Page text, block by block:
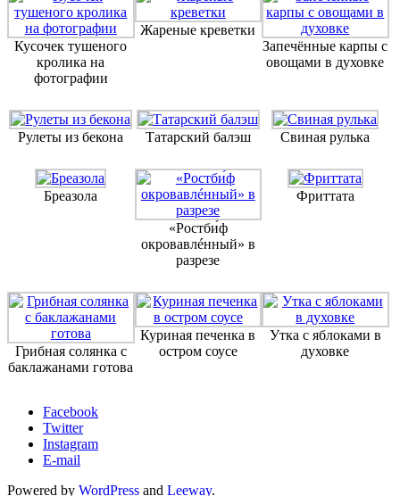
Кусочек тушеного
кролика на
фотографии
Жареные креветки
Запечённые карпы с
овощами в духовке
Рулеты из бекона Татарский балэш Свиная рулька
Бреазола
«Ростби́ф
окровавлéнный» в
разрезе
Фриттата
Грибная солянка с
баклажанами готова
Куриная печенка в
остром соусе
Утка с яблоками в
духовке
Facebook
Twitter
Instagram
E-mail
Powered by WordPress and Leeway.